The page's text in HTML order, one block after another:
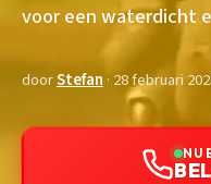
voor een waterdicht
doorStefan · 28 februari
NU